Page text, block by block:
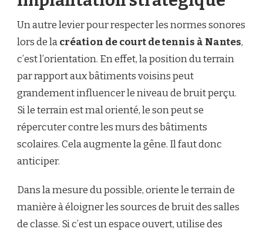
Un autre levier pour respecter les normes sonores
lors de lacréation de court de tennis à Nantes,
c’est l’orientation. En effet, la position du terrain
par rapport aux bâtiments voisins peut
grandement influencer le niveau de bruit perçu.
Si le terrain est mal orienté, le son peut se
répercuter contre les murs des bâtiments
scolaires. Cela augmente la gêne. Il faut donc
anticiper.
Dans la mesure du possible, oriente le terrain de
manière à éloigner les sources de bruit des salles
de classe. Si c’est un espace ouvert, utilise des